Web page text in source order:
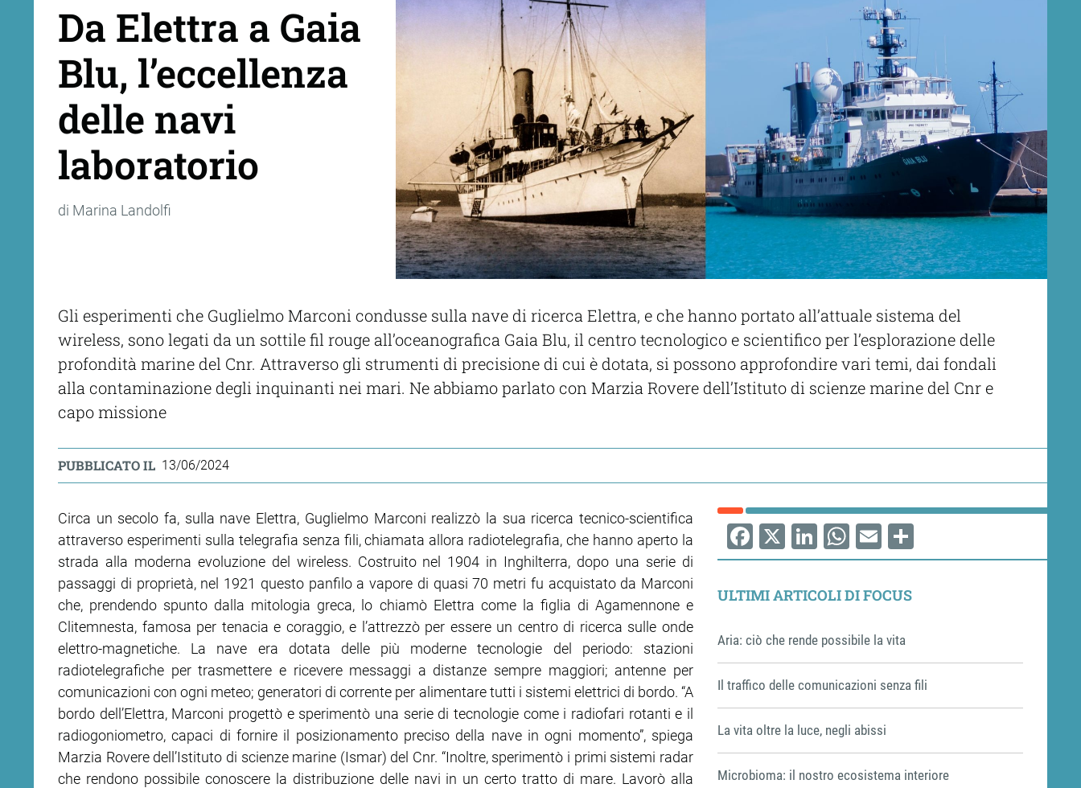
Da Elettra a Gaia
Blu, l’eccellenza
delle navi
laboratorio
di Marina Landolfi
Gli esperimenti che Guglielmo Marconi condusse sulla nave di ricerca Elettra, e che hanno portato all’attuale sistema del
wireless, sono legati da un sottile fil rouge all’oceanografica Gaia Blu, il centro tecnologico e scientifico per l’esplorazione delle
profondità marine del Cnr. Attraverso gli strumenti di precisione di cui è dotata, si possono approfondire vari temi, dai fondali
alla contaminazione degli inquinanti nei mari. Ne abbiamo parlato con Marzia Rovere dell’Istituto di scienze marine del Cnr e
capo missione
PUBBLICATO IL 13/06/2024
Circa un secolo fa, sulla nave Elettra, Guglielmo Marconi realizzò la sua ricerca tecnico-scientifica
attraverso esperimenti sulla telegrafia senza fili, chiamata allora radiotelegrafia, che hanno aperto la
strada alla moderna evoluzione del wireless. Costruito nel 1904 in Inghilterra, dopo una serie di
passaggi di proprietà, nel 1921 questo panfilo a vapore di quasi 70 metri fu acquistato da Marconi
che, prendendo spunto dalla mitologia greca, lo chiamò Elettra come la figlia di Agamennone e
Clitemnesta, famosa per tenacia e coraggio, e l’attrezzò per essere un centro di ricerca sulle onde
elettro-magnetiche. La nave era dotata delle più moderne tecnologie del periodo: stazioni
radiotelegrafiche per trasmettere e ricevere messaggi a distanze sempre maggiori; antenne per
comunicazioni con ogni meteo; generatori di corrente per alimentare tutti i sistemi elettrici di bordo. “A
bordo dell’Elettra, Marconi progettò e sperimentò una serie di tecnologie come i radiofari rotanti e il
radiogoniometro, capaci di fornire il posizionamento preciso della nave in ogni momento”, spiega
Marzia Rovere dell’Istituto di scienze marine (Ismar) del Cnr. “Inoltre, sperimentò i primi sistemi radar
che rendono possibile conoscere la distribuzione delle navi in un certo tratto di mare. Lavorò alla
Facebook
X LinkedIn
WhatsApp
EmailShare
ULTIMI ARTICOLI DI FOCUS
Aria: ciò che rende possibile la vita
Il traffico delle comunicazioni senza fili
La vita oltre la luce, negli abissi
Microbioma: il nostro ecosistema interiore